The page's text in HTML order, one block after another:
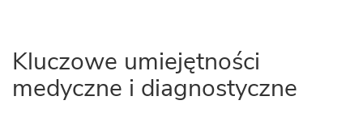
Kluczowe umiejętności
medyczne i diagnostyczne